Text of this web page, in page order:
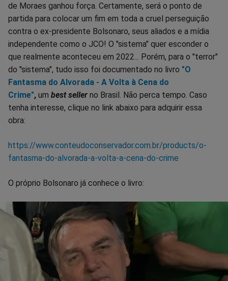
de Moraes ganhou força. Certamente, será o ponto de
partida para colocar um fim em toda a cruel perseguição
contra o ex-presidente Bolsonaro, seus aliados e a mídia
independente como o JCO! O "sistema" quer esconder o
que realmente aconteceu em 2022... Porém, para o "terror"
do "sistema", tudo isso foi documentado no livro "O
Fantasma do Alvorada - A Volta à Cena do
Crime", um best seller no Brasil. Não perca tempo. Caso
tenha interesse, clique no link abaixo para adquirir essa
obra:
https://www.conteudoconservador.com.br/products/o-
fantasma-do-alvorada-a-volta-a-cena-do-crime
O próprio Bolsonaro já conhece o livro: